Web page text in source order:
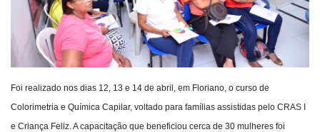
Foi realizado nos dias 12, 13 e 14 de abril, em Floriano, o curso de
Colorimetria e Química Capilar, voltado para famílias assistidas pelo CRAS I
e Criança Feliz. A capacitação que beneficiou cerca de 30 mulheres foi